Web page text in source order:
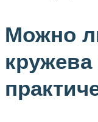
Можно